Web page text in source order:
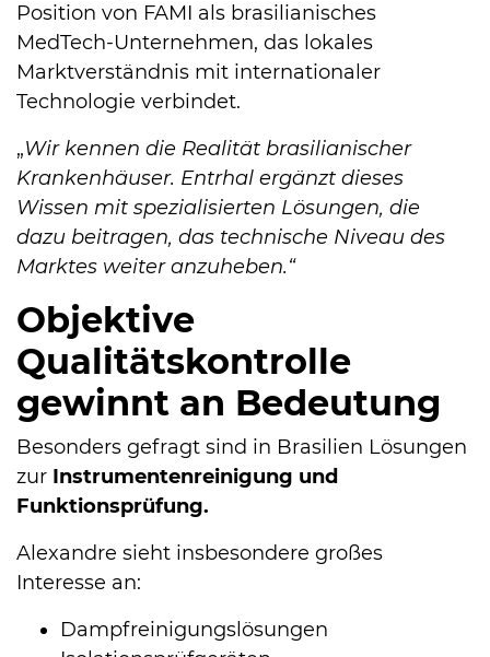
Position von FAMI als brasilianisches
MedTech-Unternehmen, das lokales
Marktverständnis mit internationaler
Technologie verbindet.
„Wir kennen die Realität brasilianischer
Krankenhäuser. Entrhal ergänzt dieses
Wissen mit spezialisierten Lösungen, die
dazu beitragen, das technische Niveau des
Marktes weiter anzuheben.“
Objektive
Qualitätskontrolle
gewinnt an Bedeutung
Besonders gefragt sind in Brasilien Lösungen
zur In­stru­men­ten­rei­ni­gung und
Funktionsprüfung.
Alexandre sieht insbesondere großes
Interesse an:
Dampfreinigungslösungen